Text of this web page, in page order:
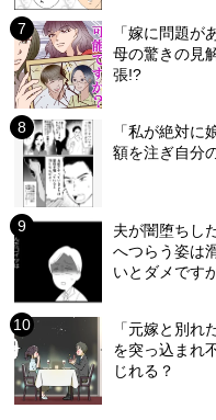
「嫁に問題
母の驚きの見
張!?
「私が絶対
額を注ぎ自分
夫が闇堕ちし
へつらう姿は
いとダメです
「元嫁と別
を突っ込まれ
じれる？